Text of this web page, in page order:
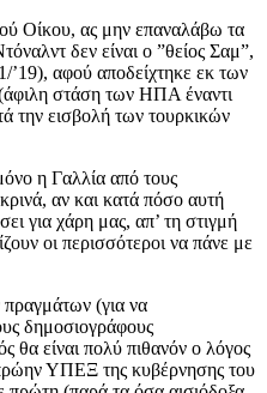
Οίκου, ας μην επαναλάβω τα
δεν είναι ο ”θείος Σαμ”,
’19), αφού αποδείχτηκε εκ των
στάση των ΗΠΑ έναντι
την εισβολή των τουρκικών
η Γαλλία από τους
αν και κατά πόσο αυτή
για χάρη μας, απ’ τη στιγμή
οι περισσότεροι να πάνε με
(για να
δημοσιογράφους
θα είναι πολύ πιθανόν ο λόγος
ΥΠΕΞ της κυβέρνησης του